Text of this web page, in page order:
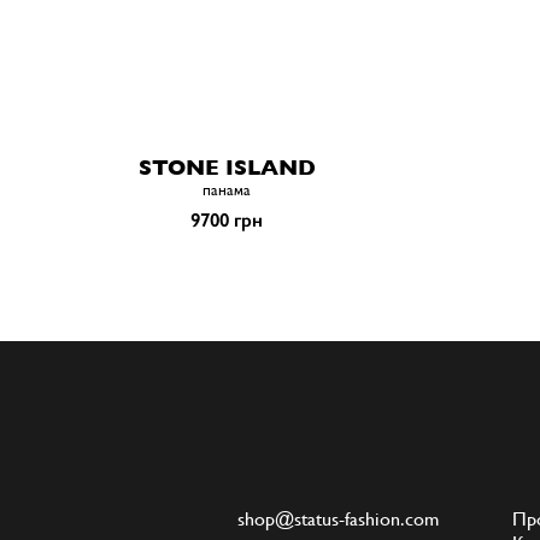
STONE ISLAND
панама
9700 грн
shop@status-fashion.com